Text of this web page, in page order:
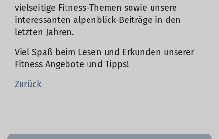
vielseitige Fitness-Themen sowie unsere
interessanten alpenblick-Beiträge in den
letzten Jahren.
Viel Spaß beim Lesen und Erkunden unserer
Fitness Angebote und Tipps!
Zurück